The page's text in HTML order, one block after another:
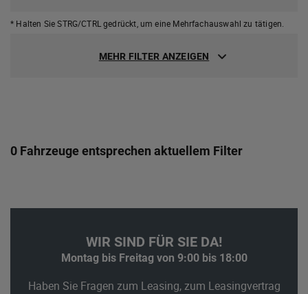
* Halten Sie STRG/CTRL gedrückt, um eine Mehrfachauswahl zu tätigen.
MEHR FILTER ANZEIGEN
0 Fahrzeuge entsprechen aktuellem Filter
WIR SIND FÜR SIE DA!
Montag bis Freitag von 9:00 bis 18:00
Haben Sie Fragen zum Leasing, zum Leasingvertrag